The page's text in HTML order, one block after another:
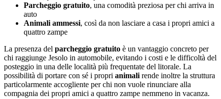
Parcheggio gratuito, una comodità preziosa per chi arriva in
auto
Animali ammessi, così da non lasciare a casa i propri amici a
quattro zampe
La presenza del parcheggio gratuito è un vantaggio concreto per
chi raggiunge Jesolo in automobile, evitando i costi e le difficoltà del
posteggio in una delle località più frequentate del litorale. La
possibilità di portare con sé i propri animali rende inoltre la struttura
particolarmente accogliente per chi non vuole rinunciare alla
compagnia dei propri amici a quattro zampe nemmeno in vacanza.